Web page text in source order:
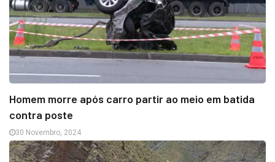
Homem morre após carro partir ao meio em batida
contra poste
30 Novembro, 2024